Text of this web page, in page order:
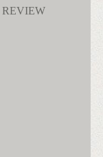
REVIEW